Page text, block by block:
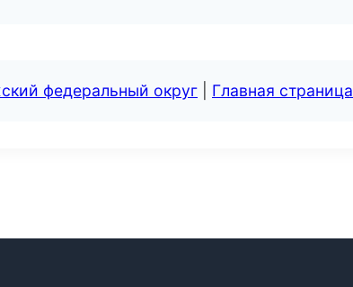
федеральный округ Главная страница